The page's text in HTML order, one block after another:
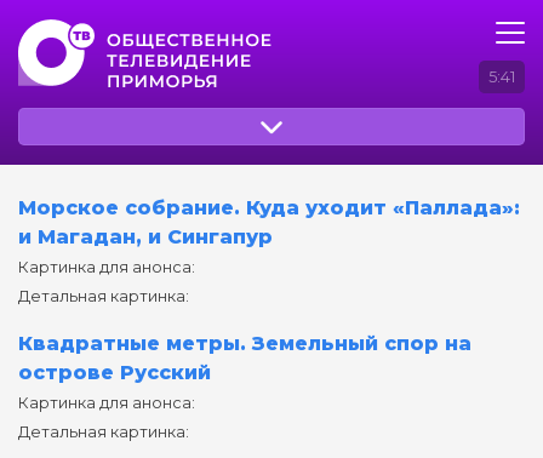
5:41
Морское собрание. Куда уходит «Паллада»:
и Магадан, и Cингапур
Картинка для анонса:
Детальная картинка:
Квадратные метры. Земельный спор на
острове Русский
Картинка для анонса:
Детальная картинка: